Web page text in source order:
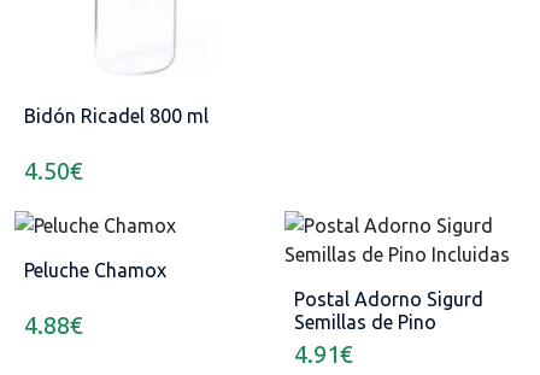
Bidón Ricadel 800 ml
4.50€
Peluche Chamox
4.88€
Postal Adorno Sigurd
Semillas de Pino
Incluidas
4.91€